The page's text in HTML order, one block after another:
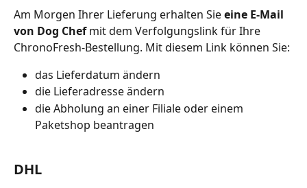
Am Morgen Ihrer Lieferung erhalten Sie eine E-Mail
von Dog Chef mit dem Verfolgungslink für Ihre
ChronoFresh-Bestellung. Mit diesem Link können Sie:
das Lieferdatum ändern
die Lieferadresse ändern
die Abholung an einer Filiale oder einem
Paketshop beantragen
DHL